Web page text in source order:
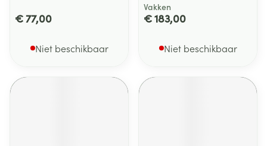
€ 77,00
Niet beschikbaar
Vakken
€ 183,00
Niet beschikbaar